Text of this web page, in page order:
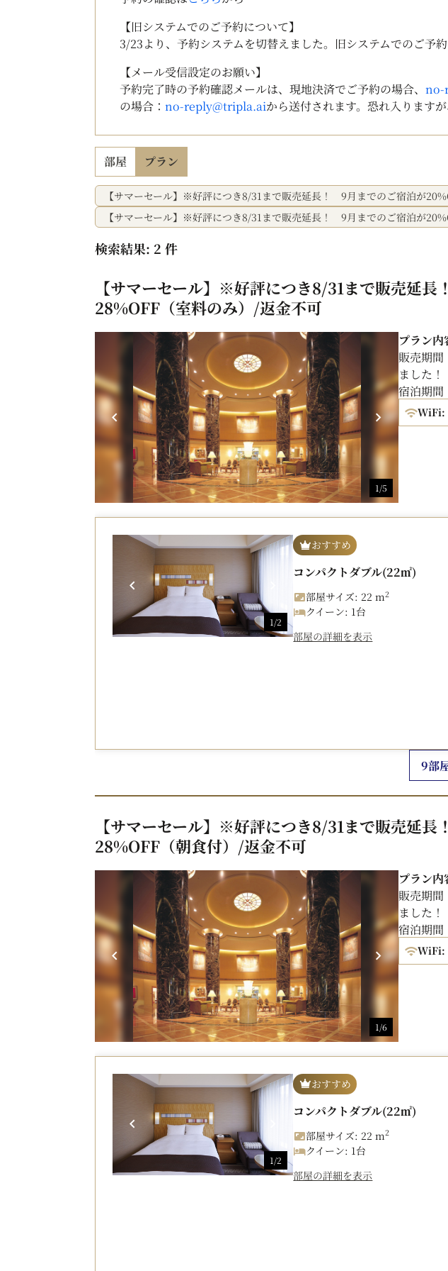
【旧システムでのご予約について】
3/23より、予約システムを切替えました。旧システムでのご予約
【メール受信設定のお願い】
予約完了時の予約確認メールは、現地決済でご予約の場合、no-
の場合：no-reply@tripla.aiから送付されます。恐れ入ります
部屋 プラン
【サマーセール】※好評につき8/31まで販売延長！ 9月までのご宿泊が
【サマーセール】※好評につき8/31まで販売延長！ 9月までのご宿泊が
検索結果: 2 件
【サマーセール】※好評につき8/31まで販売延
28%OFF（室料のみ）/返金不可
1/5
プラン内
販売期
ました！
宿泊期
駅直結
・福岡
・天神か
PayPay
客室・
チェッ
11時ま
※客室
オンライ
・宿泊料
WiFi:
1/2
おすすめ
コンパクトダブル(22㎡)
部屋サイズ: 22 m2
クイーン: 1台
部屋の詳細を表示
9部
【サマーセール】※好評につき8/31まで販売延
28%OFF（朝食付）/返金不可
1/6
プラン内
販売期
ました！
宿泊期
駅直結
目の前
どに加
地下鉄
※川端
・福岡
WiFi:
1/2
おすすめ
コンパクトダブル(22㎡)
部屋サイズ: 22 m2
クイーン: 1台
部屋の詳細を表示